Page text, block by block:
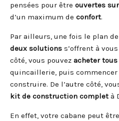
pensées pour être ouvertes
d’un maximum de confort.
Par ailleurs, une fois le plan
deux solutions s’offrent à
côté, vous pouvez acheter
quincaillerie, puis commencer
construire. De l’autre côté,
kit de construction complet à
En effet, votre cabane peut